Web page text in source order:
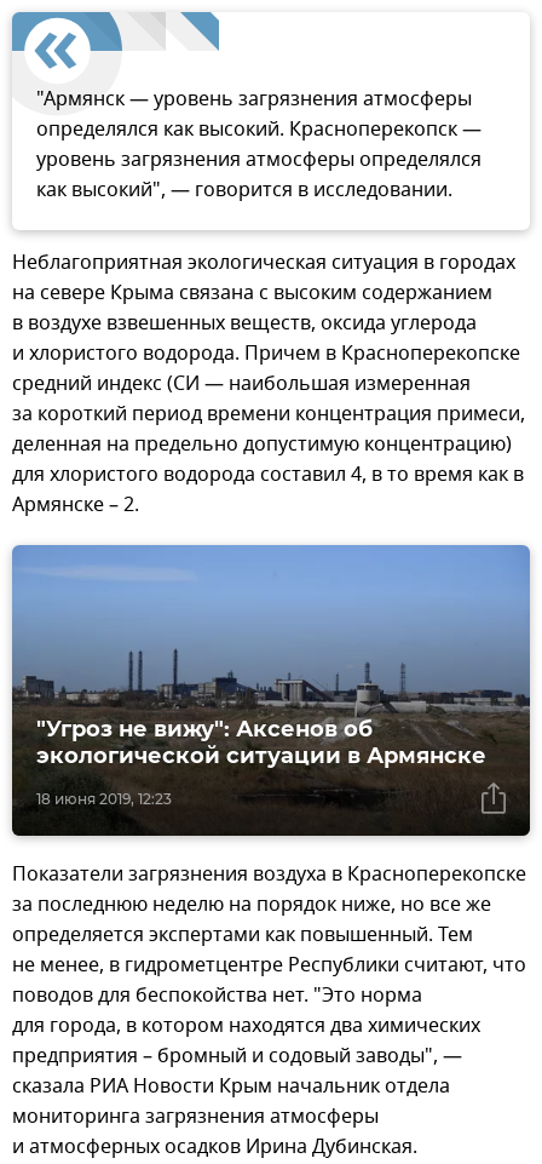
"Армянск — уровень загрязнения атмосферы
определялся как высокий. Красноперекопск —
уровень загрязнения атмосферы определялся
как высокий", — говорится в исследовании.
Неблагоприятная экологическая ситуация в городах
на севере Крыма связана с высоким содержанием
в воздухе взвешенных веществ, оксида углерода
и хлористого водорода. Причем в Красноперекопске
средний индекс (СИ — наибольшая измеренная
за короткий период времени концентрация примеси,
деленная на предельно допустимую концентрацию)
для хлористого водорода составил 4, в то время как в
Армянске – 2.
18 июня 2019, 12:23
"Угроз не вижу": Аксенов об
экологической ситуации в Армянске
Показатели загрязнения воздуха в Красноперекопске
за последнюю неделю на порядок ниже, но все же
определяется экспертами как повышенный. Тем
не менее, в гидрометцентре Республики считают, что
поводов для беспокойства нет. "Это норма
для города, в котором находятся два химических
предприятия – бромный и содовый заводы", —
сказала РИА Новости Крым начальник отдела
мониторинга загрязнения атмосферы
и атмосферных осадков Ирина Дубинская.